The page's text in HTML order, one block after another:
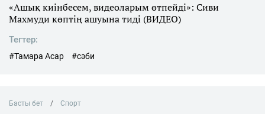
«Ашық киінбесем, видеоларым өтпейді»: Сиви
Махмуди көптің ашуына тиді (ВИДЕО)
Тегтер:
#Тамара Асар #сәби
Басты бет Спорт